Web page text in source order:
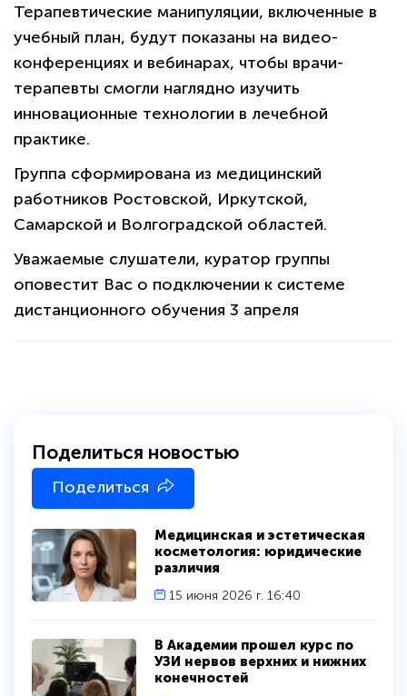
Терапевтические манипуляции, включенные в
учебный план, будут показаны на видео-
конференциях и вебинарах, чтобы врачи-
терапевты смогли наглядно изучить
инновационные технологии в лечебной
практике.
Группа сформирована из медицинский
работников Ростовской, Иркутской,
Самарской и Волгоградской областей.
Уважаемые слушатели, куратор группы
оповестит Вас о подключении к системе
дистанционного обучения 3 апреля
В Академии прошел курс по
УЗИ нервов верхних и нижних
конечностей
Медицинская и эстетическая
косметология: юридические
различия
15 июня 2026 г. 16:40
Поделиться новостью
Поделиться